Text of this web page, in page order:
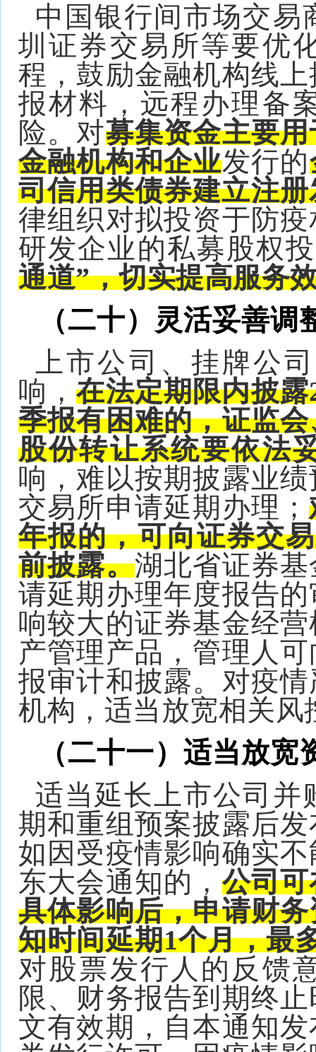
中国银行间市场交易
圳证券交易所等要优
程，鼓励金融机构线
报材料，远程办理备
险。对募集资金主要
金融机构和企业发行的
司信用类债券建立注
律组织对拟投资于防
研发企业的私募股权
通道”，切实提高服务
（二十）灵活妥善
上市公司、挂牌公
响，在法定期限内披露
季报有困难的，证监
股份转让系统要依法
响，难以按期披露业
交易所申请延期办理；
年报的，可向证券交
前披露。湖北省证券
请延期办理年度报告
响较大的证券基金经
产管理产品，管理人
报审计和披露。对疫
机构，适当放宽相关风
（二十一）适当放
适当延长上市公司并
期和重组预案披露后
如因受疫情影响确实
东大会通知的，公司
具体影响后，申请财
知时间延期1个月，最
对股票发行人的反馈
限、财务报告到期终
文有效期，自本通知